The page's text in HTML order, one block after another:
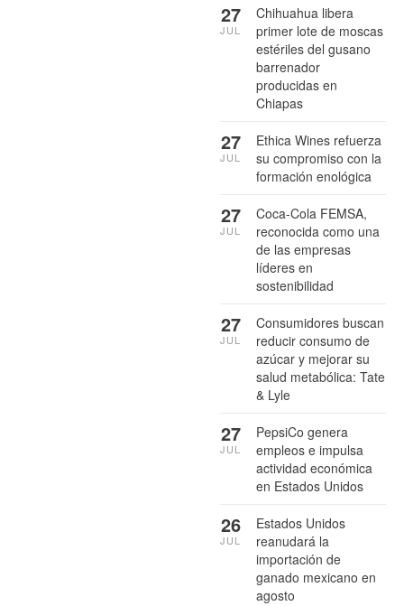
Chihuahua libera
primer lote de moscas
estériles del gusano
barrenador
producidas en
Chiapas
27
JUL
Ethica Wines refuerza
su compromiso con la
formación enológica
27
JUL
Coca-Cola FEMSA,
reconocida como una
de las empresas
líderes en
sostenibilidad
27
JUL
Consumidores buscan
reducir consumo de
azúcar y mejorar su
salud metabólica: Tate
& Lyle
27
JUL
PepsiCo genera
empleos e impulsa
actividad económica
en Estados Unidos
27
JUL
Estados Unidos
reanudará la
importación de
ganado mexicano en
agosto
26
JUL